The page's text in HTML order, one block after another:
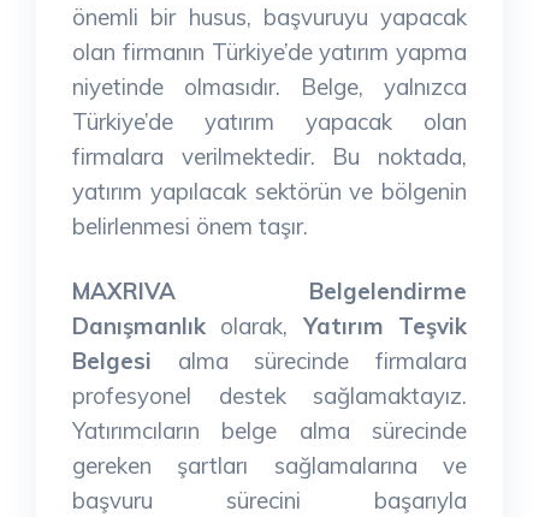
önemli bir husus, başvuruyu yapacak
olan firmanın Türkiye’de yatırım yapma
niyetinde olmasıdır. Belge, yalnızca
Türkiye’de yatırım yapacak olan
firmalara verilmektedir. Bu noktada,
yatırım yapılacak sektörün ve bölgenin
belirlenmesi önem taşır.
MAXRIVA Belgelendirme
Danışmanlık olarak, Yatırım Teşvik
Belgesi alma sürecinde firmalara
profesyonel destek sağlamaktayız.
Yatırımcıların belge alma sürecinde
gereken şartları sağlamalarına ve
başvuru sürecini başarıyla